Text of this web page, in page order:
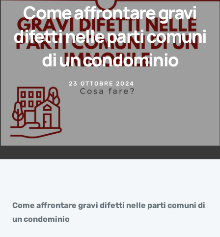
Come affrontare gravi
difetti nelle parti comuni
di un condominio
23 OTTOBRE 2024
Come affrontare gravi difetti nelle parti comuni di
un condominio